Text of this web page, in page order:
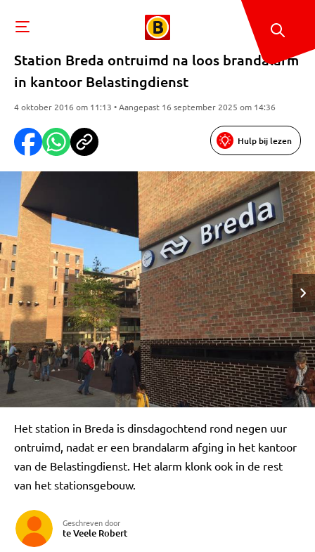
Station Breda ontruimd na loos brandalarm
in kantoor Belastingdienst
4 oktober 2016 om 11:13 • Aangepast 16 september 2025 om 14:36
Hulp bij lezen
Het station in Breda is dinsdagochtend rond negen uur
ontruimd, nadat er een brandalarm afging in het kantoor
van de Belastingdienst. Het alarm klonk ook in de rest
van het stationsgebouw.
Geschreven door
te Veele Robert